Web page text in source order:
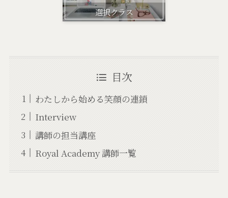
選択クラス
目次
わたしから始める笑顔の連鎖
Interview
講師の担当講座
Royal Academy 講師一覧